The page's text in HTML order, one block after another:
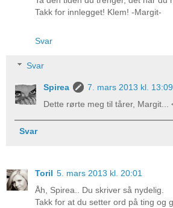
Takk for innlegget! Klem! -Margit-
Svar
Svar
Spirea
7. mars 2013 kl. 13:09
Dette rørte meg til tårer, Margit...
Svar
Toril 5. mars 2013 kl. 20:01
Åh, Spirea.. Du skriver så nydelig.
Takk for at du setter ord på ting og